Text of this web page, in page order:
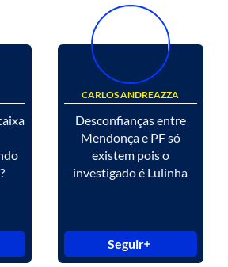
CARLOS ANDREAZZA
Desconfianças entre
Mendonça e PF só
existem pois o
investigado é Lulinha
Seguir